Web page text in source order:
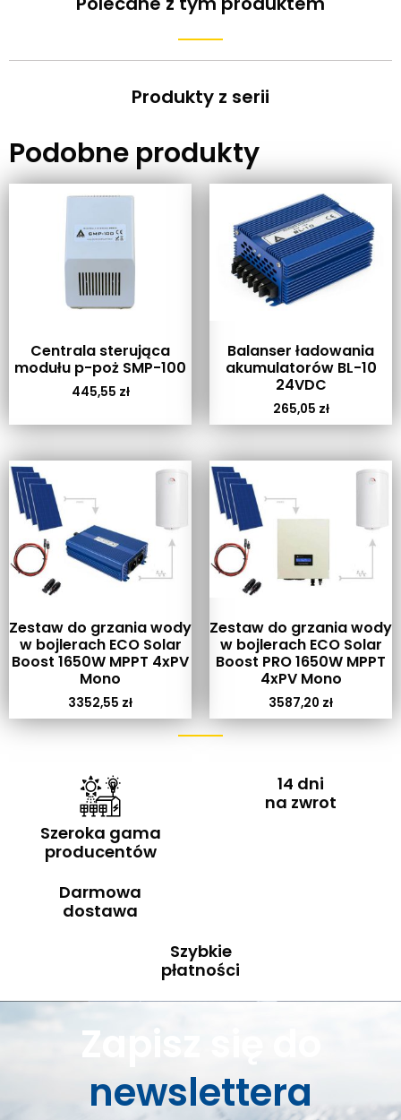
Produkty z serii
Podobne produkty
Centrala sterująca
modułu p-poż SMP-100
445,55 zł
Balanser ładowania
akumulatorów BL-10
24VDC
265,05 zł
Zestaw do grzania wody
w bojlerach ECO Solar
Boost 1650W MPPT 4xPV
Mono
3352,55 zł
Zestaw do grzania wody
w bojlerach ECO Solar
Boost PRO 1650W MPPT
4xPV Mono
3587,20 zł
Szeroka gama
producentów
14 dni
na zwrot
Darmowa
dostawa
Szybkie
płatności
Zapisz się do
newslettera